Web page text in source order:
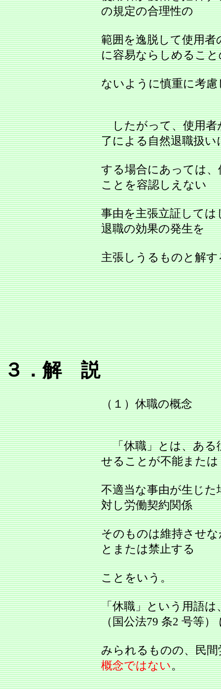
の規定の合理性の
範囲を逸脱して使用
に容易ならしめること
ないように慎重に考
したがって、使用者
了による自然退職扱い
する場合にあっては
ことを容認しえない
事由を主張立証して
退職の効果の発生を
主張しうるものと解
３．解 説
（１）休職の概念
「休職」とは、ある
せることが不能または
不適当な事由が生じ
対し労働契約関係
そのものは維持させ
とまたは禁止する
ことをいう。
「休職」という用語
（国公法79 条2 号等）
みられるものの、民
概念ではない。